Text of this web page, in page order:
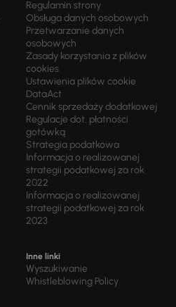
Regulamin strony
Obsługa danych osobowych
Przetwarzanie danych
osobowych
Zasady korzystania z plików
cookies
Ustawienia plików cookie
DataAct
Cennik sprzedaży dodatkowej
Regulacje dot. płatności
gotówką
Strategia podatkowa
Informacja o realizowanej
strategii podatkowej za rok
2022
Informacja o realizowanej
strategii podatkowej za rok
2023
Inne linki
Wyszukiwanie
Whistleblowing Policy